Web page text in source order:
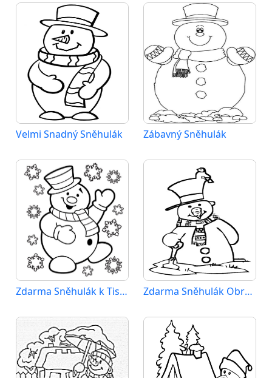
Velmi Snadný Sněhulák Zábavný Sněhulák
Zdarma Sněhulák k Tisku pro Děti Zdarma Sněhulák Obrázek